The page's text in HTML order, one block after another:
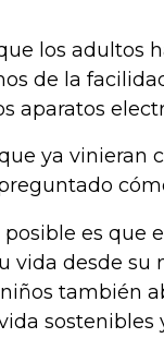
los adultos
de la
aparatos
ya vinieran
posible es que
vida desde su
también